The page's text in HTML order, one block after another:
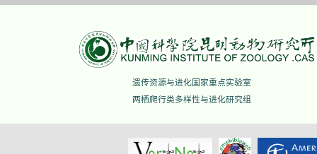
雪林棘蛙Nanorana xuelinensis
yunnanensis
隆子棘蛙Nanorana zhaoermii
遗传资源与进化国家重点实验室
两栖爬行类多样性与进化研究组